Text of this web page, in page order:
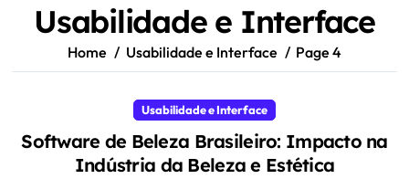
Usabilidade e Interface
Home Usabilidade e Interface Page 4
Usabilidade e Interface
Software de Beleza Brasileiro: Impacto na
Indústria da Beleza e Estética